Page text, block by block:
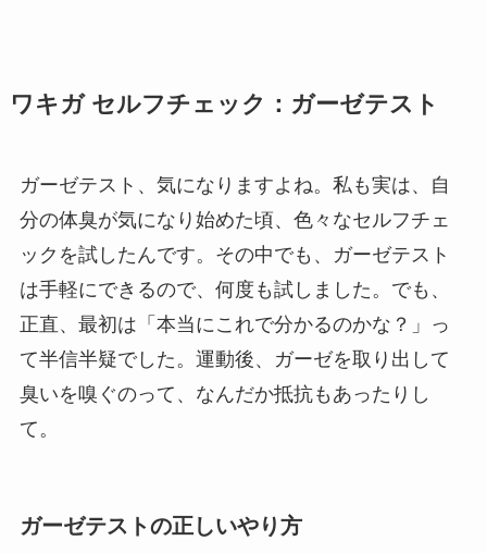
ワキガ セルフチェック：ガーゼテスト
ガーゼテスト、気になりますよね。私も実は、自
分の体臭が気になり始めた頃、色々なセルフチェ
ックを試したんです。その中でも、ガーゼテスト
は手軽にできるので、何度も試しました。でも、
正直、最初は「本当にこれで分かるのかな？」っ
て半信半疑でした。運動後、ガーゼを取り出して
臭いを嗅ぐのって、なんだか抵抗もあったりし
て。
ガーゼテストの正しいやり方